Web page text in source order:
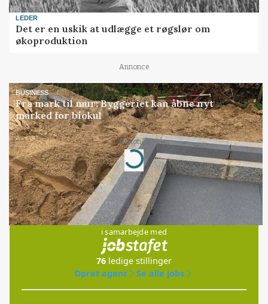
LEDER
Det er en uskik at udlægge et røgslør om
økoproduktion
Annonce
BUSINESS
Fra mark til mur: Byggeriet kan åbne nyt
marked for biokul
Annonce
Loading...
Jobs
i samarbejde med
76 ledige stillinger
Opret agent
Se alle jobs